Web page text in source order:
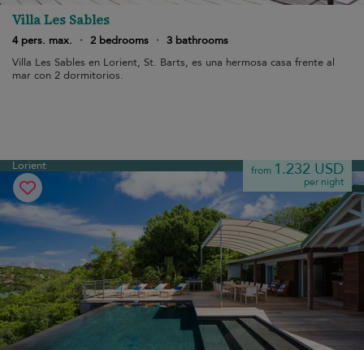
Villa Les Sables
4 pers. max. · 2 bedrooms · 3 bathrooms
Villa Les Sables en Lorient, St. Barts, es una hermosa casa frente al
mar con 2 dormitorios.
Lorient from 1.232 USD
per night